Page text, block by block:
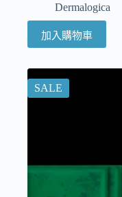
Dermalogica
加入購物車
SALE